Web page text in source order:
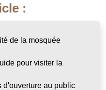
:
de la mosquée
pour visiter la
d'ouverture au public